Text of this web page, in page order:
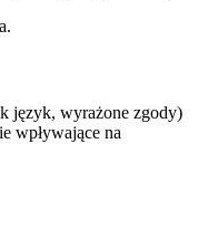
język, wyrażone zgody)
wpływające na